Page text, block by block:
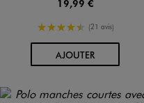
19,99 €
4.5/5 de moyenne
(21 avis)
AJOUTERAU PANIER